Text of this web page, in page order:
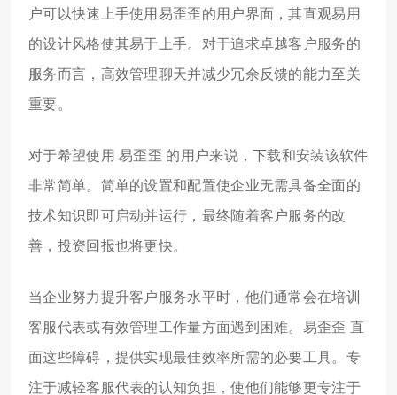
户可以快速上手使用易歪歪的用户界面，其直观易用
的设计风格使其易于上手。对于追求卓越客户服务的
服务而言，高效管理聊天并减少冗余反馈的能力至关
重要。
对于希望使用 易歪歪 的用户来说，下载和安装该软件
非常简单。简单的设置和配置使企业无需具备全面的
技术知识即可启动并运行，最终随着客户服务的改
善，投资回报也将更快。
当企业努力提升客户服务水平时，他们通常会在培训
客服代表或有效管理工作量方面遇到困难。易歪歪 直
面这些障碍，提供实现最佳效率所需的必要工具。专
注于减轻客服代表的认知负担，使他们能够更专注于